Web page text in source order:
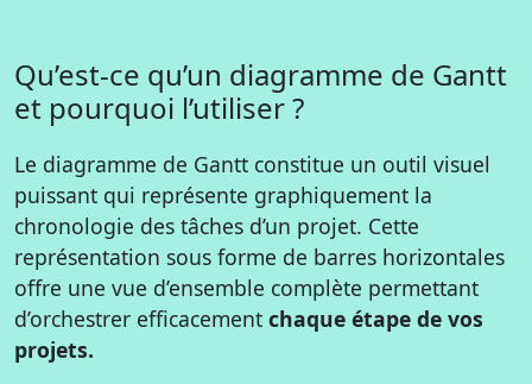
Qu’est-ce qu’un diagramme de Gantt
et pourquoi l’utiliser ?
Le diagramme de Gantt constitue un outil visuel
puissant qui représente graphiquement la
chronologie des tâches d’un projet. Cette
représentation sous forme de barres horizontales
offre une vue d’ensemble complète permettant
d’orchestrer efficacement chaque étape de vos
projets.